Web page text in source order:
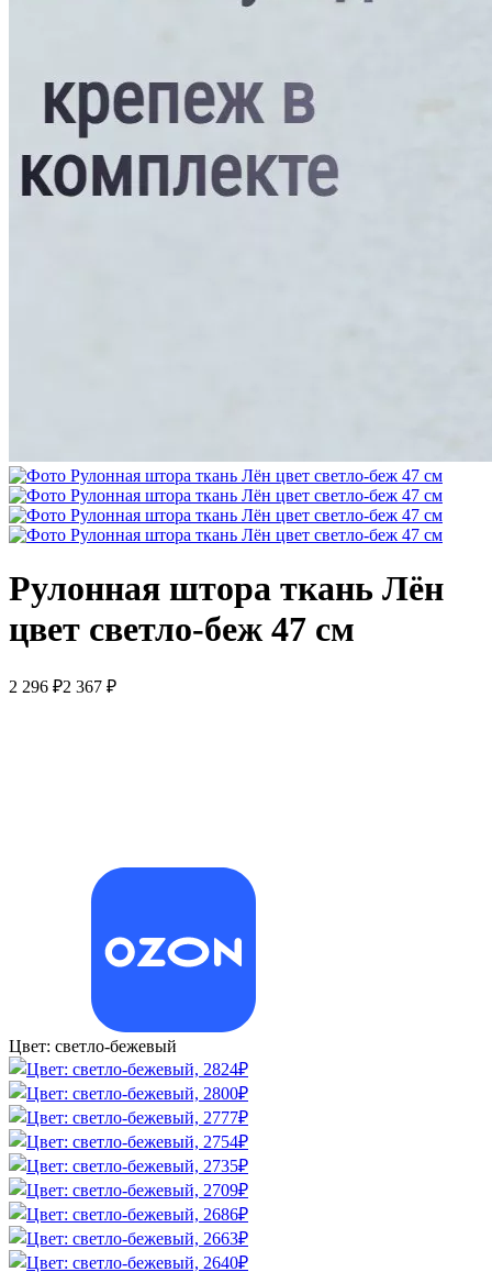
Рулонная штора ткань Лён
цвет светло-беж 47 см
2 296 ₽2 367 ₽
Цвет: светло-бежевый